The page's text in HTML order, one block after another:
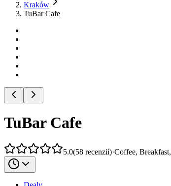
Kraków
TuBar Cafe
TuBar Cafe
5.0(58 recenzií)·Coffee,